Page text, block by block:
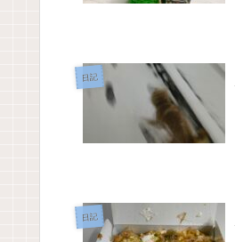
日記
日記